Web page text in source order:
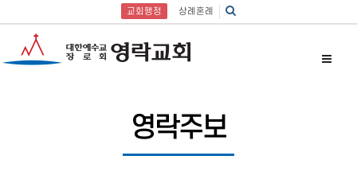
교회행정 상례혼례
영락주보